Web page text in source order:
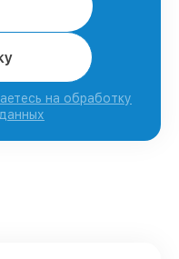
на обработку